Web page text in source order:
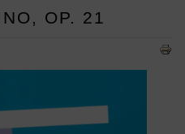
OP. 21